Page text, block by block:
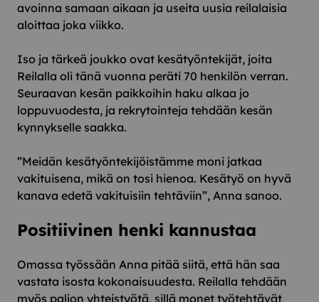
avoinna samaan aikaan ja useita uusia reilalaisia
aloittaa joka viikko.
Iso ja tärkeä joukko ovat kesätyöntekijät, joita
Reilalla oli tänä vuonna peräti 70 henkilön verran.
Seuraavan kesän paikkoihin haku alkaa jo
loppuvuodesta, ja rekrytointeja tehdään kesän
kynnykselle saakka.
”Meidän kesätyöntekijöistämme moni jatkaa
vakituisena, mikä on tosi hienoa. Kesätyö on hyvä
kanava edetä vakituisiin tehtäviin”, Anna sanoo.
Positiivinen henki kannustaa
Omassa työssään Anna pitää siitä, että hän saa
vastata isosta kokonaisuudesta. Reilalla tehdään
myös paljon yhteistyötä, sillä monet työtehtävät